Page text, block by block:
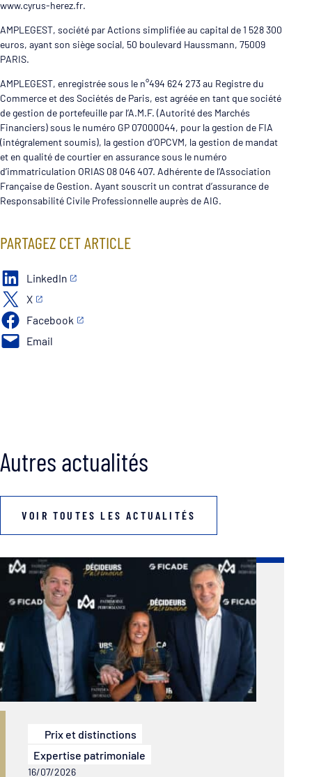
www.cyrus-herez.fr.
AMPLEGEST, société par Actions simplifiée au capital de 1 528 300
euros, ayant son siège social, 50 boulevard Haussmann, 75009
PARIS.
AMPLEGEST, enregistrée sous le n°494 624 273 au Registre du
Commerce et des Sociétés de Paris, est agréée en tant que société
de gestion de portefeuille par l’A.M.F. (Autorité des Marchés
Financiers) sous le numéro GP 07000044, pour la gestion de FIA
(intégralement soumis), la gestion d’OPCVM, la gestion de mandat
et en qualité de courtier en assurance sous le numéro
d’immatriculation ORIAS 08 046 407. Adhérente de l’Association
Française de Gestion. Ayant souscrit un contrat d’assurance de
Responsabilité Civile Professionnelle auprès de AIG.
PARTAGEZ CET ARTICLE
LinkedIn
X
Facebook
Email
Autres actualités
VOIR TOUTES LES ACTUALITÉS
Prix et distinctions
Expertise patrimoniale
16/07/2026